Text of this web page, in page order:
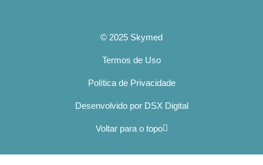
© 2025 Skymed
Termos de Uso
Política de Privacidade
Desenvolvido por DSX Digital
Voltar para o topo